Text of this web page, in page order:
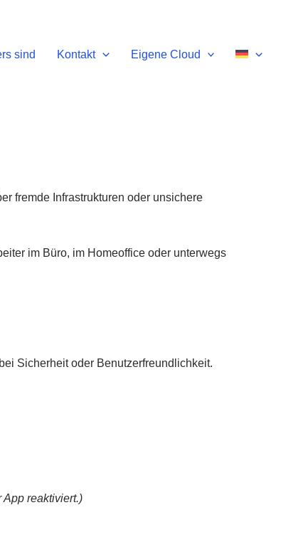
sind Kontakt Eigene Cloud
fremde Infrastrukturen oder unsichere
im Büro, im Homeoffice oder unterwegs
Sicherheit oder Benutzerfreundlichkeit.
reaktiviert.)